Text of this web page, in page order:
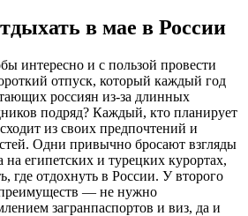
в мае в России
интересно и с пользой провести
отпуск, который каждый год
россиян из-за длинных
подряд? Каждый, кто планирует
из своих предпочтений и
Одни привычно бросают взгляды
египетских и турецких курортах,
где отдохнуть в России. У второго
— не нужно
загранпаспортов и виз, да и